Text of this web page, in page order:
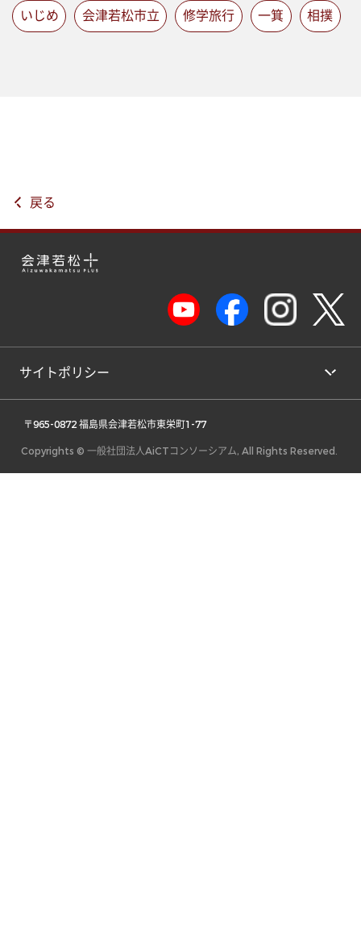
いじめ 会津若松市立 修学旅行 一箕 相撲
戻る
サイトポリシー
〒965-0872 福島県会津若松市東栄町1-77
Copyrights © 一般社団法人AiCTコンソーシアム, All Rights Reserved.